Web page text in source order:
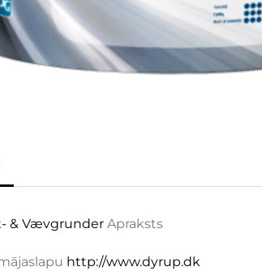
& Vævgrunder Apraksts
http://www.dyrup.dk